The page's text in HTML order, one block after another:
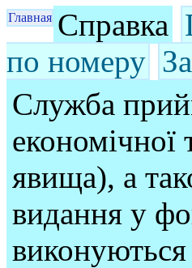
Главная Справка
по номеру
Служба
економічної
явища), а
видання у